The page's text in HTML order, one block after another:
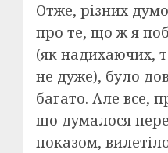
Отже, різних
про те, що ж я
(як надихаючих,
не дуже), було
багато. Але все,
що думалося
показом,